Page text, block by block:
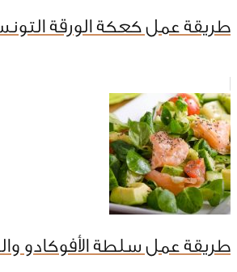
طريقة عمل كعكة الورقة
طريقة عمل سلطة الأفوكادو